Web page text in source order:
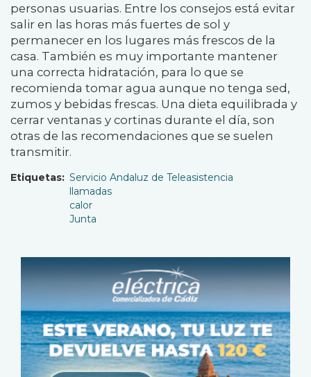
personas usuarias. Entre los consejos está evitar
salir en las horas más fuertes de sol y
permanecer en los lugares más frescos de la
casa. También es muy importante mantener
una correcta hidratación, para lo que se
recomienda tomar agua aunque no tenga sed,
zumos y bebidas frescas. Una dieta equilibrada y
cerrar ventanas y cortinas durante el día, son
otras de las recomendaciones que se suelen
transmitir.
Etiquetas
Servicio Andaluz de Teleasistencia
llamadas
calor
Junta